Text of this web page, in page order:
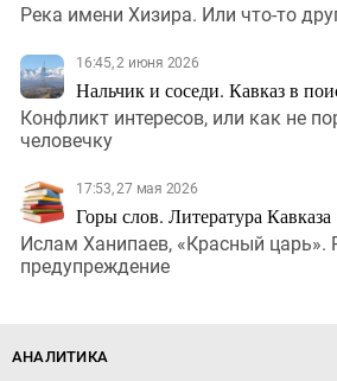
Река имени Хизира. Или что-то
16:45, 2 июня 2026
Нальчик и соседи. Кавказ в
Конфликт интересов, или как не
человечку
17:53, 27 мая 2026
Горы слов. Литература Кавказа
Ислам Ханипаев, «Красный царь».
предупреждение
АНАЛИТИКА